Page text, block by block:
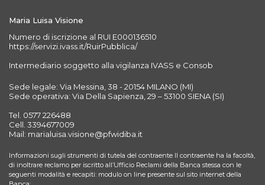
Maria Luisa Visione
Numero di iscrizione al RUI E000136510
https://servizi.ivass.it/RuirPubblica/
Intermediario soggetto alla vigilanza IVASS e Consob
Sede legale: Via Messina, 38 - 20154 MILANO (MI)
Sede operativa: Via Della Sapienza, 29 – 53100 SIENA (SI)
Tel. 0577 226488
Cell. 3394677009
Mail: marialuisa.visione@pfwidiba.it
Informazioni sugli strumenti di tutela del contraente Il contraente ha la facoltà,
di inoltrare reclamo per iscritto all’Ufficio Reclami della Banca stessa con le
seguenti modalità e recapiti: modulo on line presente sul sito internet della